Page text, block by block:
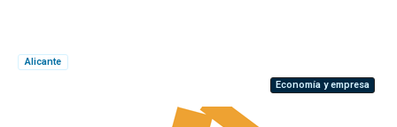
Alicante
Economía y empresa